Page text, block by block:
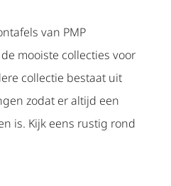
van PMP
mooiste collecties voor
collectie bestaat uit
zodat er altijd een
is. Kijk eens rustig rond